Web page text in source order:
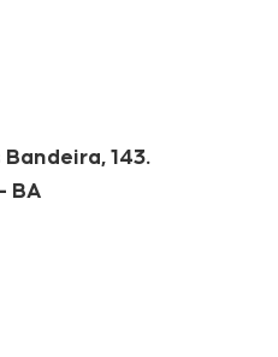
Bandeira, 143.
BA